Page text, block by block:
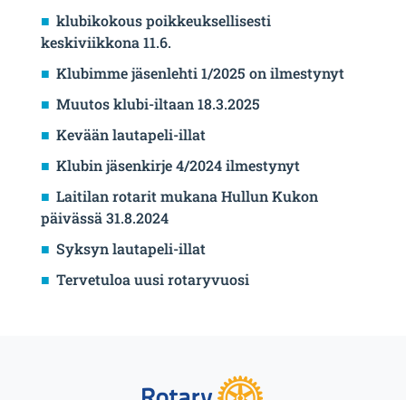
klubikokous poikkeuksellisesti
keskiviikkona 11.6.
Klubimme jäsenlehti 1/2025 on ilmestynyt
Muutos klubi-iltaan 18.3.2025
Kevään lautapeli-illat
Klubin jäsenkirje 4/2024 ilmestynyt
Laitilan rotarit mukana Hullun Kukon
päivässä 31.8.2024
Syksyn lautapeli-illat
Tervetuloa uusi rotaryvuosi